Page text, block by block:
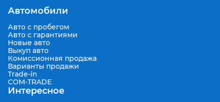
Автомобили
Авто с пробегом
Авто с гарантиями
Новые авто
Выкуп авто
Комиссионная продажа
Варианты продажи
Trade-in
COM-TRADE
Интересное